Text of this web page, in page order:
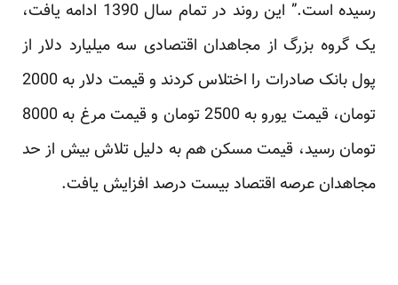
رسیده است.” این روند در تمام سال 1390 ادامه یافت،
یک گروه بزرگ از مجاهدان اقتصادی سه میلیارد دلار از
پول بانک صادرات را اختلاس کردند و قیمت دلار به 2000
تومان، قیمت یورو به 2500 تومان و قیمت مرغ به 8000
تومان رسید، قیمت مسکن هم به دلیل تلاش بیش از حد
مجاهدان عرصه اقتصاد بیست درصد افزایش یافت.